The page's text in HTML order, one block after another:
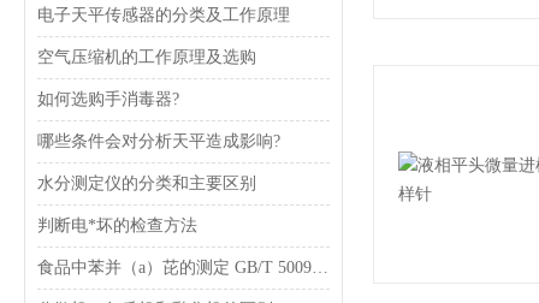
电子天平传感器的分类及工作原理
空气压缩机的工作原理及选购
如何选购手消毒器?
哪些条件会对分析天平造成影响?
水分测定仪的分类和主要区别
判断电*坏的检查方法
食品中苯并（a）芘的测定 GB/T 5009.27-2003